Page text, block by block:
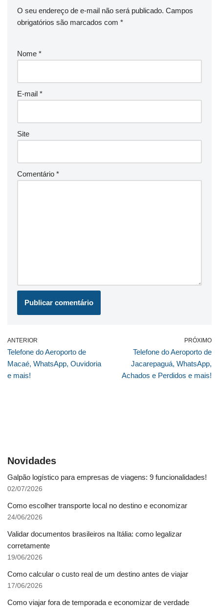
O seu endereço de e-mail não será publicado. Campos
obrigatórios são marcados com *
Nome *
E-mail *
Site
Comentário *
ANTERIOR
Telefone do Aeroporto de
Macaé, WhatsApp, Ouvidoria
e mais!
PRÓXIMO
Telefone do Aeroporto de
Jacarepaguá, WhatsApp,
Achados e Perdidos e mais!
Novidades
Galpão logístico para empresas de viagens: 9 funcionalidades!
02/07/2026
Como escolher transporte local no destino e economizar
24/06/2026
Validar documentos brasileiros na Itália: como legalizar
corretamente
19/06/2026
Como calcular o custo real de um destino antes de viajar
17/06/2026
Como viajar fora de temporada e economizar de verdade